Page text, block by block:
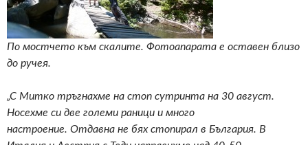
По мостчето към скалите. Фотоапарата е оставен близо
до ручея.
„С Митко тръгнахме на стоп сутринта на 30 август.
Носехме си две големи раници и много
настроение. Отдавна не бях стопирал в България. В